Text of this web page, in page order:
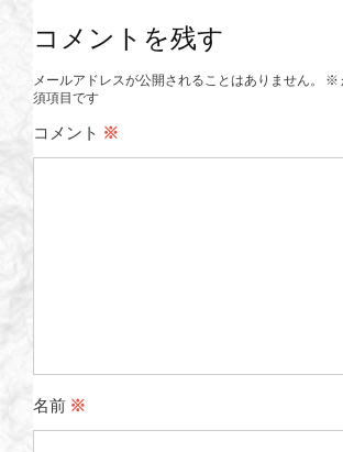
コメントを残す
メールアドレスが公開されることはありません。 ※
須項目です
コメント ※
名前 ※